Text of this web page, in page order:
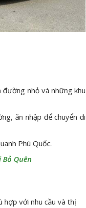
đường nhỏ và những khu
ăn nhập để chuyển di
Phú Quốc.
Bỏ Quên
hợp với nhu cầu và thị